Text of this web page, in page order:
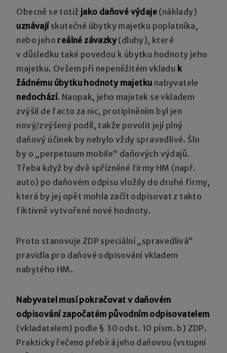
Obecně se totiž jako daňové výdaje (náklady)
uznávají skutečné úbytky majetku poplatníka,
nebo jeho reálné závazky(dluhy), které
v důsledku také povedou k úbytku hodnoty jeho
majetku. Ovšem při nepeněžitém vkladu k
žádnému úbytku hodnoty majetku nabyvatele
nedochází. Naopak, jeho majetek se vkladem
zvýšil de facto za nic, protiplněním byl jen
nový/zvýšený podíl, takže povolit její plný
daňový účinek by nebylo vždy spravedlivé. Šlo
by o „perpetuum mobile“ daňových výdajů.
Třeba když by dvě spřízněné firmy HM (např.
auto) po daňovém odpisu vložily do druhé firmy,
která by jej opět mohla začít odpisovat z takto
fiktivně vytvořené nové hodnoty.
Proto stanovuje ZDP speciální „spravedlivá“
pravidla pro daňové odpisování vkladem
nabytého HM.
Nabyvatel musí pokračovat v daňovém
odpisování započatém původním odpisovatelem
(vkladatelem) podle § 30 odst. 10 písm. b) ZDP.
Prakticky řečeno přebírá jeho daňovou (vstupní